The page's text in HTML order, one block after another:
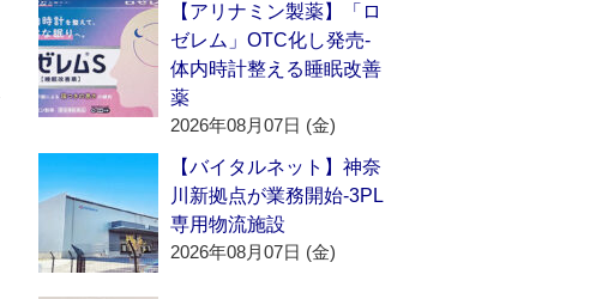
【アリナミン製薬】「ロ
ゼレム」OTC化し発売‐
体内時計整える睡眠改善
薬
2026年08月07日 (金)
【バイタルネット】神奈
川新拠点が業務開始‐3PL
専用物流施設
2026年08月07日 (金)